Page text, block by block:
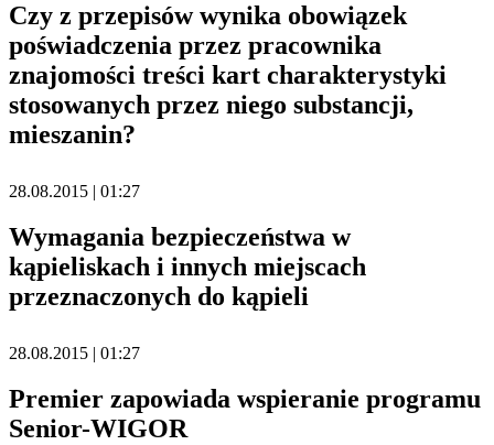
Czy z przepisów wynika obowiązek
poświadczenia przez pracownika
znajomości treści kart charakterystyki
stosowanych przez niego substancji,
mieszanin?
28.08.2015 | 01:27
Wymagania bezpieczeństwa w
kąpieliskach i innych miejscach
przeznaczonych do kąpieli
28.08.2015 | 01:27
Premier zapowiada wspieranie programu
Senior-WIGOR